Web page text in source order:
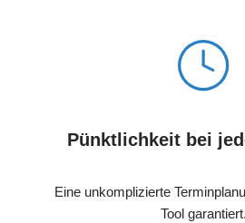
Pünktlichkeit bei
Eine unkomplizierte
Tool garantiert.